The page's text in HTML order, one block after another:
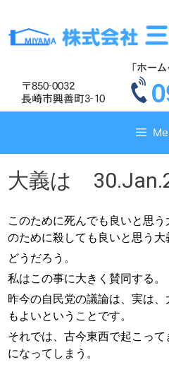
テ
ス
テ
ス
大義は
このために死んでも良いと思
のために殺しても良いと思う大
どうだろう。
私はこの事に大きく賛同する。
昨今の自民党の議論は、実は
もよいということです。
それでは、古今東西で起こっ
になってしまう。